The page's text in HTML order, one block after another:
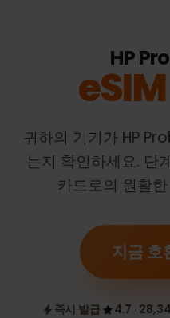
HP
eSIM
귀하의 기기가 HP
는지 확인하세요. 단
카드로의 원활
지금 호
즉시 발급 4.7 ·